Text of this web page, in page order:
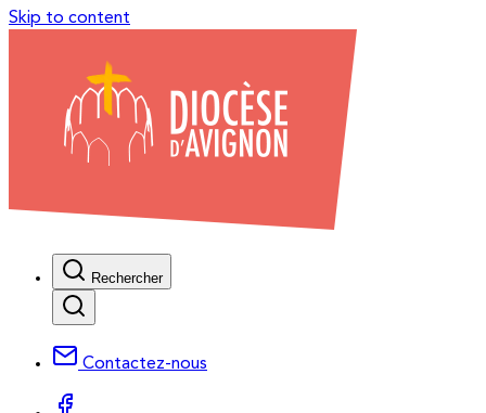
Skip to content
Rechercher
Contactez-nous